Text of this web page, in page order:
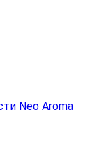
Neo Aroma